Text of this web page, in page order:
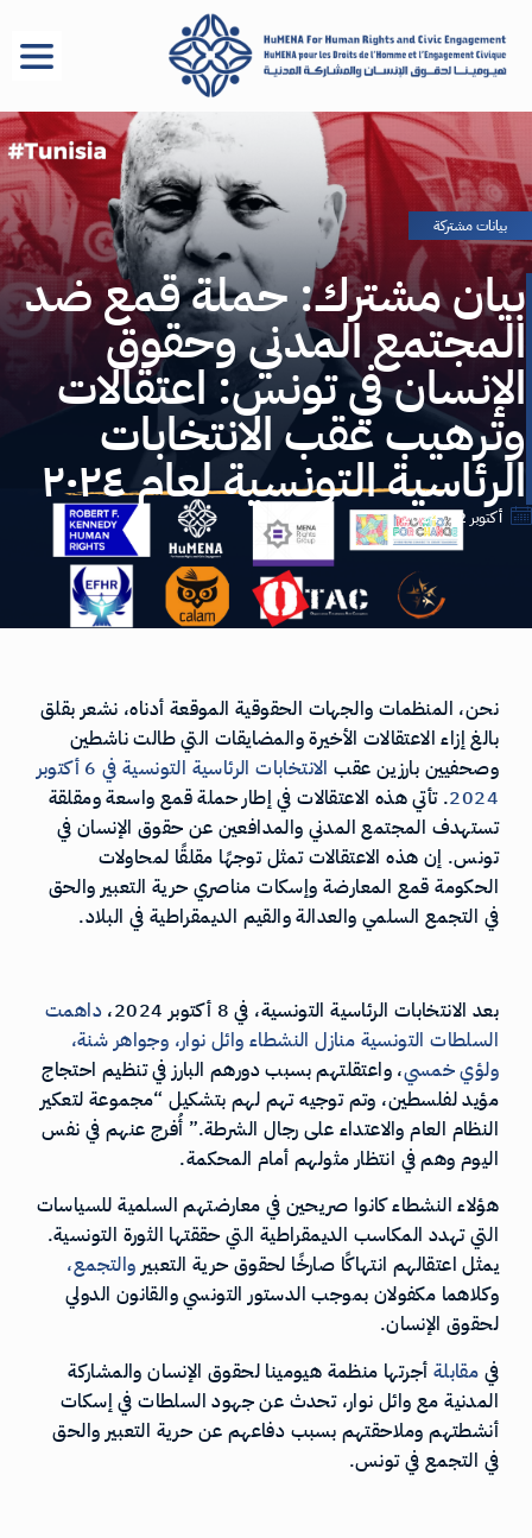
بيانات مشتركة
بيان مشترك: حملة قمع ضد
المجتمع المدني وحقوق
الإنسان في تونس: اعتقالات
وترهيب عقب الانتخابات
الرئاسية التونسية لعام ٢٠٢٤
أكتوبر 22, 2024
نحن، المنظمات والجهات الحقوقية الموقعة أدناه، نشعر بقلق
بالغ إزاء الاعتقالات الأخيرة والمضايقات التي طالت ناشطين
وصحفيين بارزين عقب الانتخابات الرئاسية التونسية في6
أكتوبر
2024. تأتي هذه الاعتقالات في إطار حملة قمع واسعة ومقلقة
تستهدف المجتمع المدني والمدافعين عن حقوق الإنسان في
تونس. إن هذه الاعتقالات تمثل توجهًا مقلقًا لمحاولات
الحكومة قمع المعارضة وإسكات مناصري حرية التعبير والحق
في التجمع السلمي والعدالة والقيم الديمقراطية في البلاد.
بعد الانتخابات الرئاسية التونسية، في 8 أكتوبر 2024،
داهمت
السلطات التونسية منازل النشطاء وائل نوار، وجواهر شنة،
ولؤيخمسي، واعتقلتهم بسبب دورهم البارز في تنظيم احتجاج
مؤيد لفلسطين، وتم توجيه تهم لهم بتشكيل “مجموعة لتعكير
النظام العام والاعتداء على رجال الشرطة.” أُفرج عنهم في نفس
اليوم وهم في انتظار مثولهم أمام المحكمة.
هؤلاء النشطاء كانوا صريحين في معارضتهم السلمية للسياسات
التي تهدد المكاسب الديمقراطية التي حققتها الثورة التونسية.
يمثل اعتقالهم انتهاكًا صارخًا لحقوق حرية التعبير والتجمع،
وكلاهما مكفولان بموجب الدستور التونسي والقانون الدولي
لحقوق الإنسان.
في مقابلة أجرتها منظمة هيومينا لحقوق الإنسان والمشاركة
المدنية مع وائل نوار، تحدث عن جهود السلطات في إسكات
أنشطتهم وملاحقتهم بسبب دفاعهم عن حرية التعبير والحق
في التجمع في تونس.